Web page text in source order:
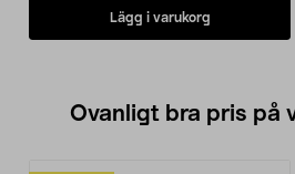
Lägg i varukorg
Ovanligt bra pris på